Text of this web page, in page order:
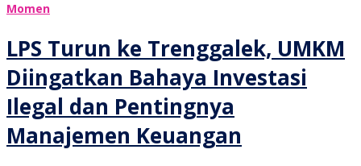
Momen
LPS Turun ke Trenggalek, UMKM
Diingatkan Bahaya Investasi
Ilegal dan Pentingnya
Manajemen Keuangan